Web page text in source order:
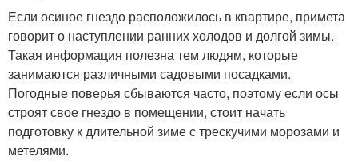
Если осиное гнездо расположилось в квартире, примета
говорит о наступлении ранних холодов и долгой зимы.
Такая информация полезна тем людям, которые
занимаются различными садовыми посадками.
Погодные поверья сбываются часто, поэтому если осы
строят свое гнездо в помещении, стоит начать
подготовку к длительной зиме с трескучими морозами и
метелями.